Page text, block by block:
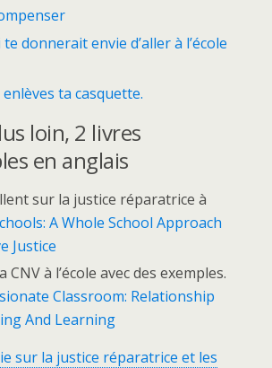
te donnerait envie d’aller à l’école
ta casquette.
loin, 2 livres
en anglais
sur la justice réparatrice à
A Whole School Approach
Justice
CNV à l’école avec des exemples.
Classroom: Relationship
And Learning
sur la justice réparatrice et les